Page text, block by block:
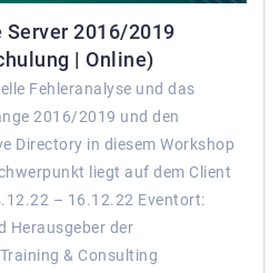
2016/2019
| Online)
Fehleranalyse und das
2016/2019 und den
Directory in diesem Workshop
liegt auf dem Client
– 16.12.22 Eventort:
Herausgeber der
& Consulting